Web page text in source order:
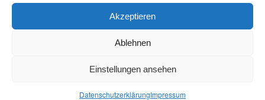
Akzeptieren
Ablehnen
Einstellungen ansehen
DatenschutzerklärungImpressum
© 2025 | Augenarzt Dr. Bolz |Impressum